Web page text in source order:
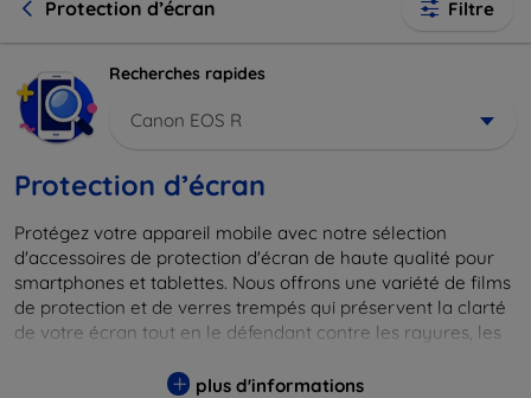
Protection d’écran Filtre
Recherches rapides
Canon EOS R
Protection d’écran
Protégez votre appareil mobile avec notre sélection
d'accessoires de protection d'écran de haute qualité pour
smartphones et tablettes. Nous offrons une variété de films
de protection et de verres trempés qui préservent la clarté
de votre écran tout en le défendant contre les rayures, les
s'adapter parfaitement à votre appareil, garantissant une
plus d'informations